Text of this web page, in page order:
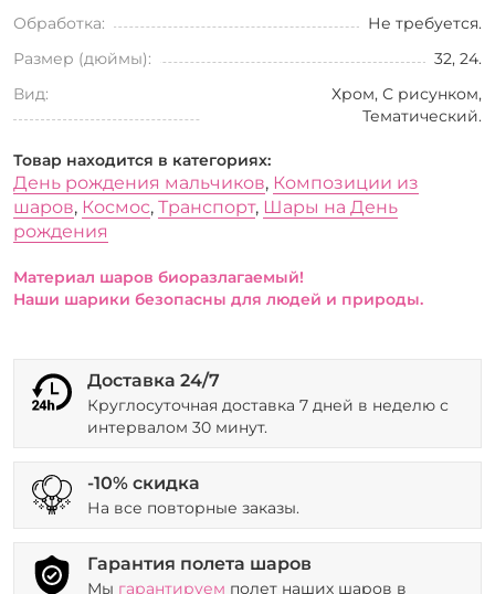
Обработка:
Не требуется.
Размер (дюймы):
32, 24.
Вид:
Хром, С рисунком,
Тематический.
Товар находится в категориях:
День рождения мальчиков, Композиции из
шаров, Космос, Транспорт, Шары на День
рождения
Материал шаров биоразлагаемый!
Наши шарики безопасны для людей и природы.
Доставка 24/7
Круглосуточная доставка 7 дней в неделю с
интервалом 30 минут.
-10% скидка
На все повторные заказы.
Гарантия полета шаров
Мы гарантируем полет наших шаров в